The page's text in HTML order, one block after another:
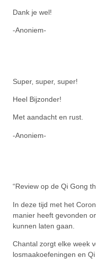
Dank je wel!
-Anoniem-
Super, super, super!
Heel Bijzonder!
Met aandacht en rust.
-Anoniem-
“Review op de Qi Gong
In deze tijd met het
manier heeft gevonden
kunnen laten gaan.
Chantal zorgt elke week
losmaakoefeningen en